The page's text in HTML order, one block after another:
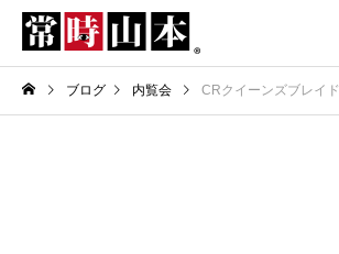
ブログ 内覧会 CRクイーンズブレイド